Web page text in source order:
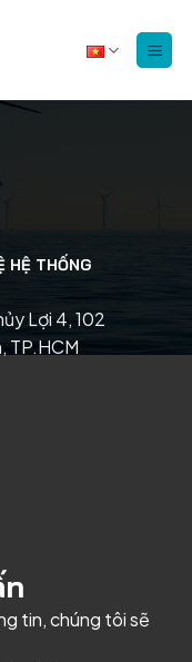
HỆ THỐNG
Lợi 4, 102
TP.HCM
tin, chúng tôi sẽ